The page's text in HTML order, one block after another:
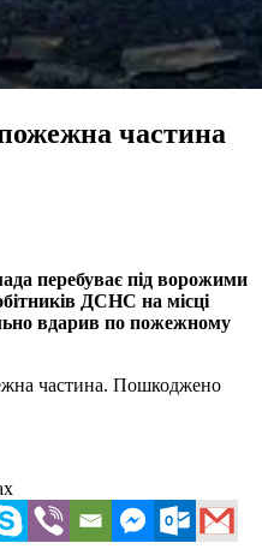
частина
перебуває під ворожими
ДСНС на місці
вдарив по пожежному
частина. Пошкоджено